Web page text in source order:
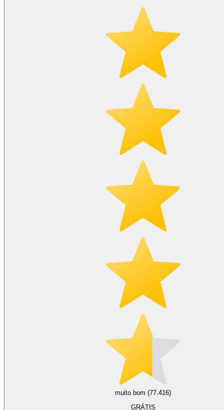
muito bom (77.416)
GRÁTIS